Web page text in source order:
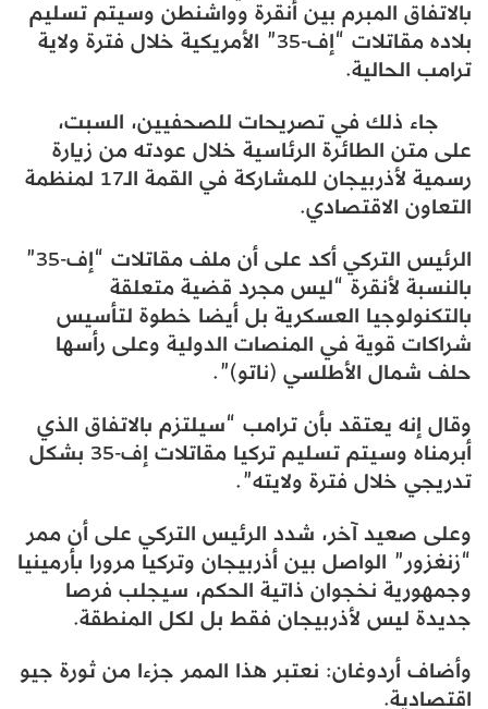
بالاتفاق المبرم بين أنقرة وواشنطن وسيتم تسليم
بلاده مقاتلات “إف-35” الأمريكية خلال فترة ولاية
ترامب الحالية.
جاء ذلك في تصريحات للصحفيين، السبت،
على متن الطائرة الرئاسية خلال عودته من زيارة
رسمية لأذربيجان للمشاركة في القمة الـ17 لمنظمة
التعاون الاقتصادي.
الرئيس التركي أكد على أن ملف مقاتلات “إف-35”
بالنسبة لأنقرة “ليس مجرد قضية متعلقة
بالتكنولوجيا العسكرية بل أيضا خطوة لتأسيس
شراكات قوية في المنصات الدولية وعلى رأسها
حلف شمال الأطلسي (ناتو)”.
وقال إنه يعتقد بأن ترامب “سيلتزم بالاتفاق الذي
أبرمناه وسيتم تسليم تركيا مقاتلات إف-35 بشكل
تدريجي خلال فترة ولايته”.
وعلى صعيد آخر، شدد الرئيس التركي على أن ممر
“زنغزور” الواصل بين أذربيجان وتركيا مرورا بأرمينيا
وجمهورية نخجوان ذاتية الحكم، سيجلب فرصا
جديدة ليس لأذربيجان فقط بل لكل المنطقة.
وأضاف أردوغان: نعتبر هذا الممر جزءا من ثورة جيو
اقتصادية.